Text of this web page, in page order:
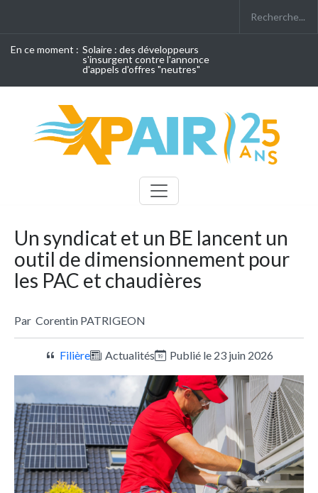
En ce moment : Solaire : des développeurs
s'insurgent contre l'annonce
d'appels d'offres "neutres"
Un syndicat et un BE lancent un
outil de dimensionnement pour
les PAC et chaudières
Par Corentin PATRIGEON
Filière Actualités Publié le 23 juin 2026